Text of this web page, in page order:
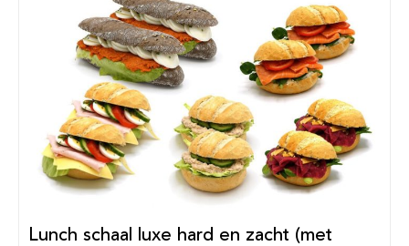
Lunch schaal luxe hard en zacht (met